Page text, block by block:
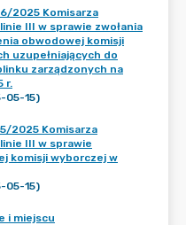
2025 Komisarza
III w sprawie zwołania
obwodowej komisji
uzupełniających do
zarządzonych na
r.
05-15)
2025 Komisarza
III w sprawie
komisji wyborczej w
05-15)
i miejscu